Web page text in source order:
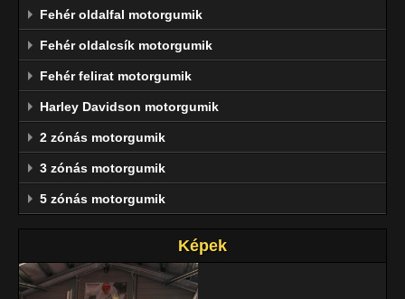
Fehér oldalfal motorgumik
Fehér oldalcsík motorgumik
Fehér felirat motorgumik
Harley Davidson motorgumik
2 zónás motorgumik
3 zónás motorgumik
5 zónás motorgumik
Képek